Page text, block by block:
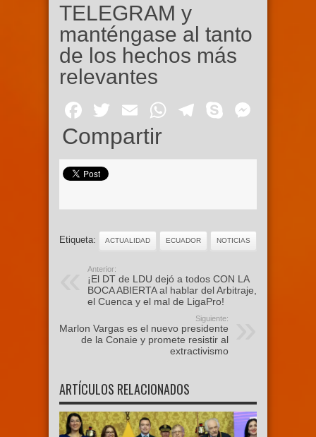
TELEGRAM y
manténgase al tanto
de los hechos más
relevantes
Facebook
Twitter
EmailWhatsApp
Telegram
Skype
Compartir
Etiqueta: ACTUALIDAD ECUADOR NOTICIAS
Anterior:
¡El DT de LDU dejó a todos CON LA
BOCA ABIERTA al hablar del Arbitraje,
el Cuenca y el mal de LigaPro!
Siguiente:
Marlon Vargas es el nuevo presidente
de la Conaie y promete resistir al
extractivismo
ARTÍCULOS RELACIONADOS